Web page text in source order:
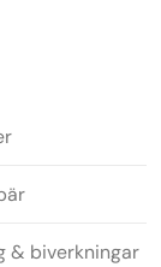
& biverkningar